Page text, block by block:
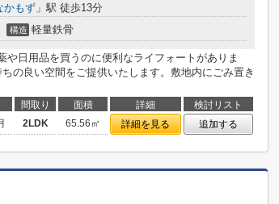
かもず 」駅 徒歩13分
構造 軽量鉄骨
や日用品を買うのに便利なライフォートがありま
の良い空間をご提供いたします。敷地内にごみ置き
間取り 面積 詳細
検討リスト
2LDK 65.56㎡ 詳細を見る 追加する